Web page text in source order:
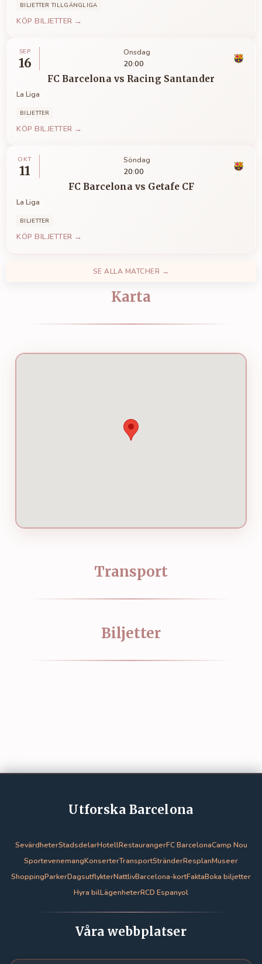
BILJETTER TILLGÄNGLIGA
KÖP BILJETTER →
SEP
16
Onsdag
20:00
FC Barcelona vs Racing Santander
La Liga
BILJETTER
KÖP BILJETTER →
OKT
11
Söndag
20:00
FC Barcelonavs Getafe CF
La Liga
BILJETTER
KÖP BILJETTER →
SE ALLA MATCHER →
Karta
Transport
Biljetter
Utforska Barcelona
SevärdheterStadsdelarHotellRestaurangerFC BarcelonaCamp Nou
SportevenemangKonserterTransportStränderResplanMuseer
ShoppingParkerDagsutflykterNattlivBarcelona-kortFaktaBoka biljetter
Hyra bilLägenheterRCD Espanyol
Våra webbplatser